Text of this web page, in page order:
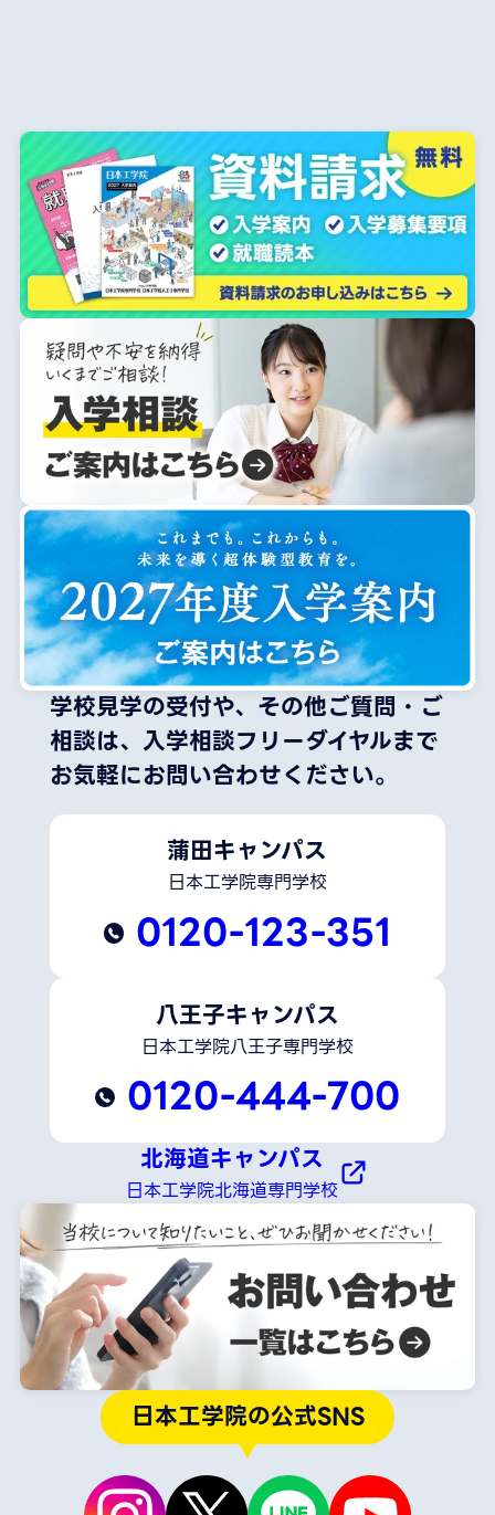
学校見学の受付や、その他ご質問・ご
相談は、 入学相談フリーダイヤルまで
お気軽にお問い合わせください。
蒲田キャンパス
日本工学院専門学校
0120-123-351
八王子キャンパス
日本工学院八王子専門学校
0120-444-700
北海道キャンパス
日本工学院北海道専門学校
日本工学院の公式SNS